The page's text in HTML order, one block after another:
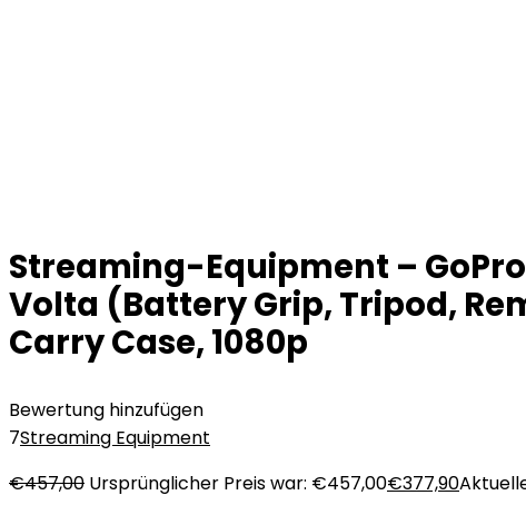
Streaming-Equipment – GoPro
Volta (Battery Grip, Tripod,
Carry Case, 1080p
Bewertung hinzufügen
7Streaming Equipment
€457,00 Ursprünglicher Preis war: €457,00€377,90